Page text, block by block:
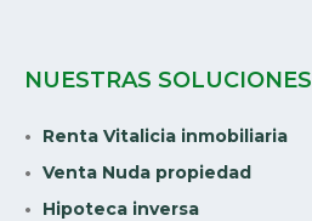
NUESTRAS SOLUCIONES
Renta Vitalicia inmobiliaria
Venta Nuda propiedad
Hipoteca inversa